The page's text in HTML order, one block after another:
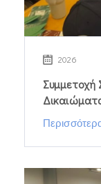
2026
Συμμετοχή